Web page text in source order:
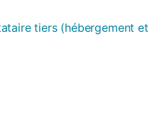
tiers (hébergement et